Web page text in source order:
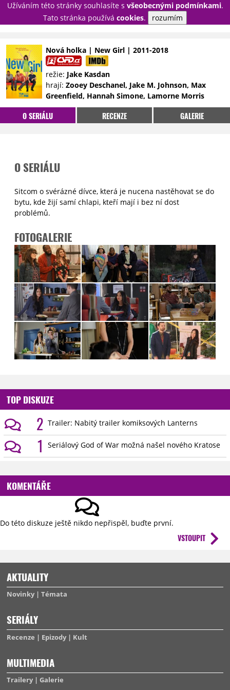
Užíváním této stránky souhlasíte s všeobecnými podmínkami.
Tato stránka používá cookies. rozumím
PŘIHLÁSIT
NOVINKY
TÉMATA
RECENZE
EPIZODY
KULT
TRAILERY
GALERIE
DISKUZE
STATISTIKY
TIRÁŽ
Nová holka | New Girl | 2011-2018
režie: Jake Kasdan
hrají: Zooey Deschanel, Jake M. Johnson, Max
Greenfield, Hannah Simone, Lamorne Morris
O SERIÁLU RECENZE GALERIE
O SERIÁLU
Sitcom o svérázné dívce, která je nucena nastěhovat se do
bytu, kde žijí samí chlapi, kteří mají i bez ní dost
problémů.
FOTOGALERIE
TOP DISKUZE
2 Trailer: Nabitý trailer komiksových Lanterns
1 Seriálový God of War možná našel nového Kratose
KOMENTÁŘE
Do této diskuze ještě nikdo nepřispěl, buďte první.
VSTOUPIT
AKTUALITY
Novinky Témata
SERIÁLY
Recenze Epizody Kult
MULTIMEDIA
Trailery Galerie